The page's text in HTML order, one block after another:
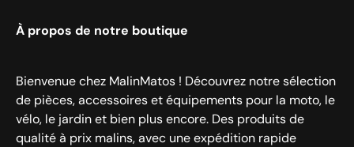
À propos de notre boutique
Bienvenue chez MalinMatos ! Découvrez notre sélection
de pièces, accessoires et équipements pour la moto, le
vélo, le jardin et bien plus encore. Des produits de
qualité à prix malins, avec une expédition rapide